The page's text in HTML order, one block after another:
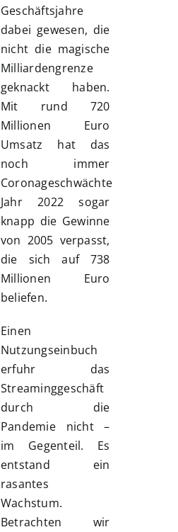
Geschäftsjahre
dabei gewesen, die
nicht die magische
Milliardengrenze
geknackt haben.
Mit rund 720
Millionen Euro
Umsatz hat das
noch immer
Coronageschwächte
Jahr 2022 sogar
knapp die Gewinne
von 2005 verpasst,
die sich auf 738
Millionen Euro
beliefen.
Einen
Nutzungseinbuch
erfuhr das
Streaminggeschäft
durch die
Pandemie nicht –
im Gegenteil. Es
entstand ein
rasantes
Wachstum.
Betrachten wir